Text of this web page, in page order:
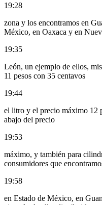
19:28
zona y los encontramos en
México, en Oaxaca y en
19:35
León, un ejemplo de ellos,
11 pesos con 35 centavos
19:44
el litro y el precio máximo 12
abajo del precio
19:53
máximo, y también para
consumidores que
19:58
en Estado de México, en